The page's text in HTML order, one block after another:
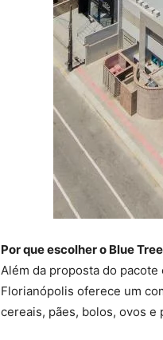
Por que escolher o Blue
Além da proposta do
Florianópolis oferece um
cereais, pães, bolos, ovos e